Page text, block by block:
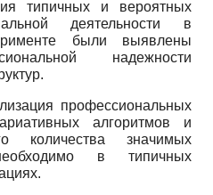
типичных и вероятных
деятельности в
были выявлены
надежности
профессиональных
алгоритмов и
количества значимых
в типичных